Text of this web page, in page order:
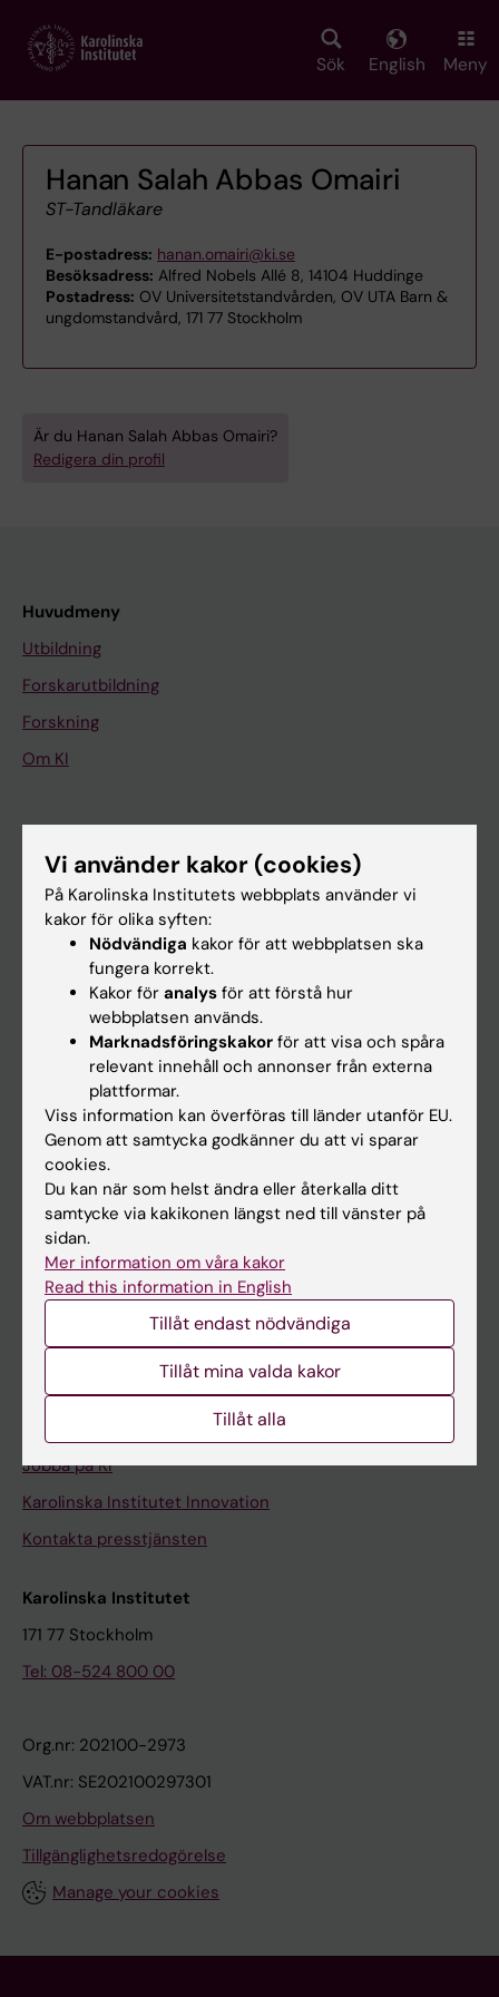
main
Sök English Meny
Hanan Salah Abbas Omairi
ST-Tandläkare
E-postadress: hanan.omairi@ki.se
Besöksadress: Alfred Nobels Allé 8, 14104 Huddinge
Postadress: OV Universitetstandvården, OV UTA Barn &
ungdomstandvård, 171 77 Stockholm
Är du Hanan Salah Abbas Omairi?
Redigera din profil
Huvudmeny
Utbildning
Forskarutbildning
Forskning
Om KI
Nyheter
Kalender
Canvas
Studentmejlen
Kurs- och programwebbar
Student på KI
Medarbetare
Medarbetarportalen
Kontakta och besök KI
Universitetsbiblioteket
Stöd forskning och utbildning
Jobba på KI
Karolinska Institutet Innovation
Kontakta presstjänsten
Karolinska Institutet
171 77 Stockholm
Tel: 08-524 800 00
Org.nr: 202100-2973
VAT.nr: SE202100297301
Om webbplatsen
Tillgänglighetsredogörelse
Manage your cookies
Vi använder kakor (cookies)
På Karolinska Institutets webbplats använder vi
kakor för olika syften:
Nödvändiga kakor för att webbplatsen ska
fungera korrekt.
Kakor för analys för att förstå hur
webbplatsen används.
Marknadsföringskakor för att visa och spåra
relevant innehåll och annonser från externa
plattformar.
Viss information kan överföras till länder utanför EU.
Genom att samtycka godkänner du att vi sparar
cookies.
Du kan när som helst ändra eller återkalla ditt
samtycke via kakikonen längst ned till vänster på
sidan.
Mer information om våra kakor
Read this information in English
Tillåt endast nödvändiga
Tillåt mina valda kakor
Tillåt alla